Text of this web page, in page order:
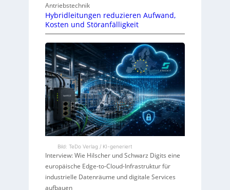
Antriebstechnik
Hybridleitungen reduzieren Aufwand,
Kosten und Störanfälligkeit
Bild: TeDo Verlag / KI-generiert
Interview: Wie Hilscher und Schwarz Digits eine
europäische Edge-to-Cloud-Infrastruktur für
industrielle Datenräume und digitale Services
aufbauen